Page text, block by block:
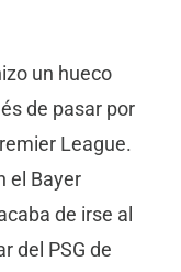
un hueco
de pasar por
League.
el Bayer
de irse al
del PSG de